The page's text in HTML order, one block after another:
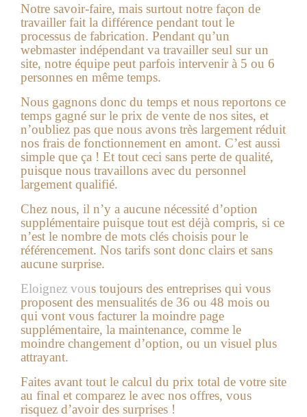
Notre savoir-faire, mais surtout notre façon de
travailler fait la différence pendant tout le
processus de fabrication. Pendant qu’un
webmaster indépendant va travailler seul sur un
site, notre équipe peut parfois intervenir à 5 ou 6
personnes en même temps.
Nous gagnons donc du temps et nous reportons ce
temps gagné sur le prix de vente de nos sites, et
n’oubliez pas que nous avons très largement réduit
nos frais de fonctionnement en amont. C’est aussi
simple que ça ! Et tout ceci sans perte de qualité,
puisque nous travaillons avec du personnel
largement qualifié.
Chez nous, il n’y a aucune nécessité d’option
supplémentaire puisque tout est déjà compris, si ce
n’est le nombre de mots clés choisis pour le
référencement. Nos tarifs sont donc clairs et sans
aucune surprise.
Eloignez vous toujours des entreprises qui vous
proposent des mensualités de 36 ou 48 mois ou
qui vont vous facturer la moindre page
supplémentaire, la maintenance, comme le
moindre changement d’option, ou un visuel plus
attrayant.
Faites avant tout le calcul du prix total de votre site
au final et comparez le avec nos offres, vous
risquez d’avoir des surprises !